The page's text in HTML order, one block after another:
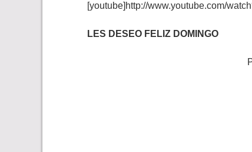
[youtube]http://www.youtube.com/
LES DESEO FELIZ DOMINGO